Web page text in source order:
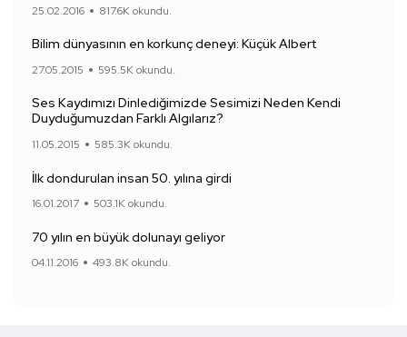
25.02.2016 817.6K okundu.
Bilim dünyasının en korkunç deneyi: Küçük Albert
27.05.2015 595.5K okundu.
Ses Kaydımızı Dinlediğimizde Sesimizi Neden Kendi
Duyduğumuzdan Farklı Algılarız?
11.05.2015 585.3K okundu.
İlk dondurulan insan 50. yılına girdi
16.01.2017 503.1K okundu.
70 yılın en büyük dolunayı geliyor
04.11.2016 493.8K okundu.